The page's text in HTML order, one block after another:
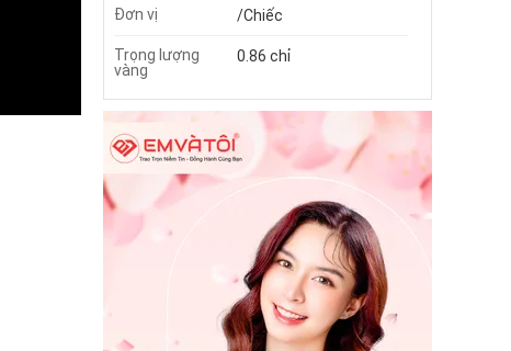
Đơn vị /Chiếc
Trọng lượng
vàng
0.86 chỉ